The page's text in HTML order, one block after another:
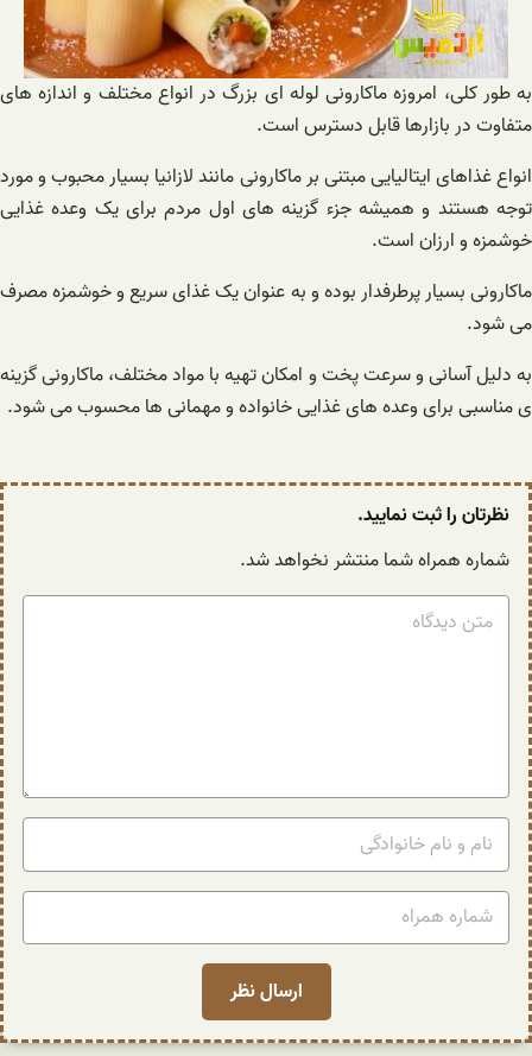
به طور کلی، امروزه ماکارونی لوله ای بزرگ در انواع مختلف و اندازه های
متفاوت در بازارها قابل دسترس است.
انواع غذاهای ایتالیایی مبتنی بر ماکارونی مانند لازانیا بسیار محبوب و مورد
توجه هستند و همیشه جزء گزینه های اول مردم برای یک وعده غذایی
خوشمزه و ارزان است.
ماکارونی بسیار پرطرفدار بوده و به عنوان یک غذای سریع و خوشمزه مصرف
می شود.
به دلیل آسانی و سرعت پخت و امکان تهیه با مواد مختلف، ماکارونی گزینه
ی مناسبی برای وعده های غذایی خانواده و مهمانی ها محسوب می شود.
نظرتان را ثبت نمایید.
شماره همراه شما منتشر نخواهد شد.